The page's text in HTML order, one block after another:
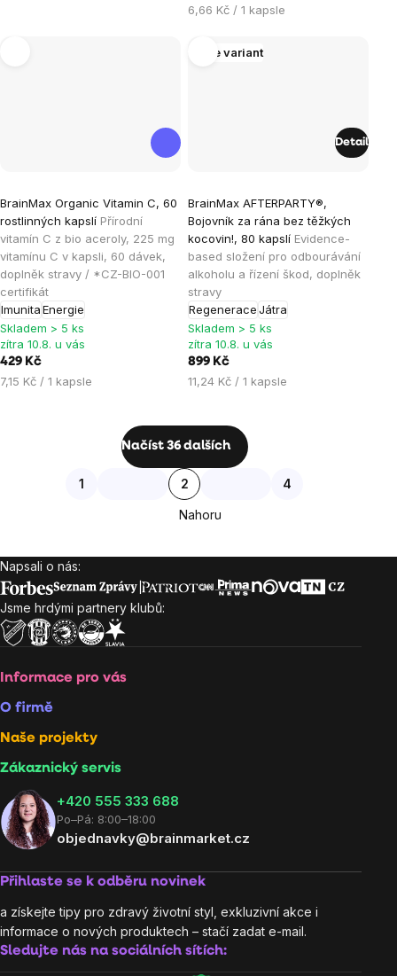
Měrná
6,66 Kč / 1 kapsle
BrainMax Organic Vitamin C, 60
rostlinných kapslí Přírodní
vitamín C z bio aceroly, 225 mg
vitamínu C v kapsli, 60 dávek,
doplněk stravy / *CZ-BIO-001
certifikát
ImunitaEnergie
hodnocení
produktu
je
5,0
z
5
hvězdiček.
Skladem > 5 ks
zítra 10.8. u vás
429 Kč
Měrná
7,15 Kč / 1 kapsle
Více variant
BrainMax AFTERPARTY®,
Bojovník za rána bez těžkých
kocovin!, 80 kapslí Evidence-
based složení pro odbourávání
alkoholu a řízení škod, doplněk
stravy
RegeneraceJátra
hodnocení
produktu
je
5,0
z
5
hvězdiček.
Skladem > 5 ks
zítra 10.8. u vás
899 Kč
Měrná
11,24 Kč / 1 kapsle
Detail
Ovládací
výpisu
Načíst 36 dalších
Stránkování
1 2 4
Nahoru
Zápatí
Napsali o nás:
Jsme hrdými partnery klubů:
Informace pro vás
O firmě
Naše projekty
Zákaznický servis
‭+420 555 333 688
Po–Pá: 8:00–18:00
objednavky@brainmarket.cz
Přihlaste se k odběru novinek
a získejte tipy pro zdravý životní styl, exkluzivní akce i
informace o nových produktech – stačí zadat e-mail.
Sledujte nás na sociálních sítích: